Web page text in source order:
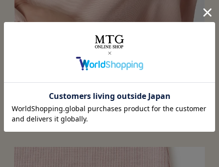
優しい肌ざわり
直接肌にあたることを考慮した縫い目と、柔らかく伸縮性
のあるウーリー糸を使用して、肌あたりが優しい。